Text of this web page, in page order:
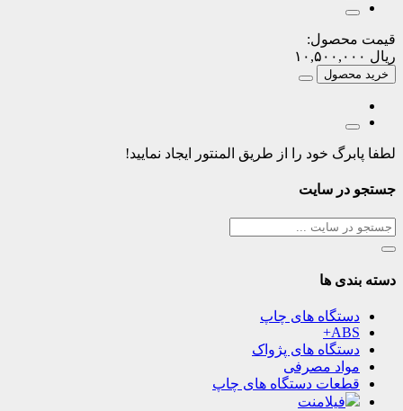
قیمت محصول:
ریال
خرید محصول
لطفا پابرگ خود را از طریق المنتور ایجاد نمایید!
جستجو در سایت
دسته بندی ها
دستگاه های چاپ
ABS+
دستگاه های پژواک
مواد مصرفی
قطعات دستگاه های چاپ
فیلامنت